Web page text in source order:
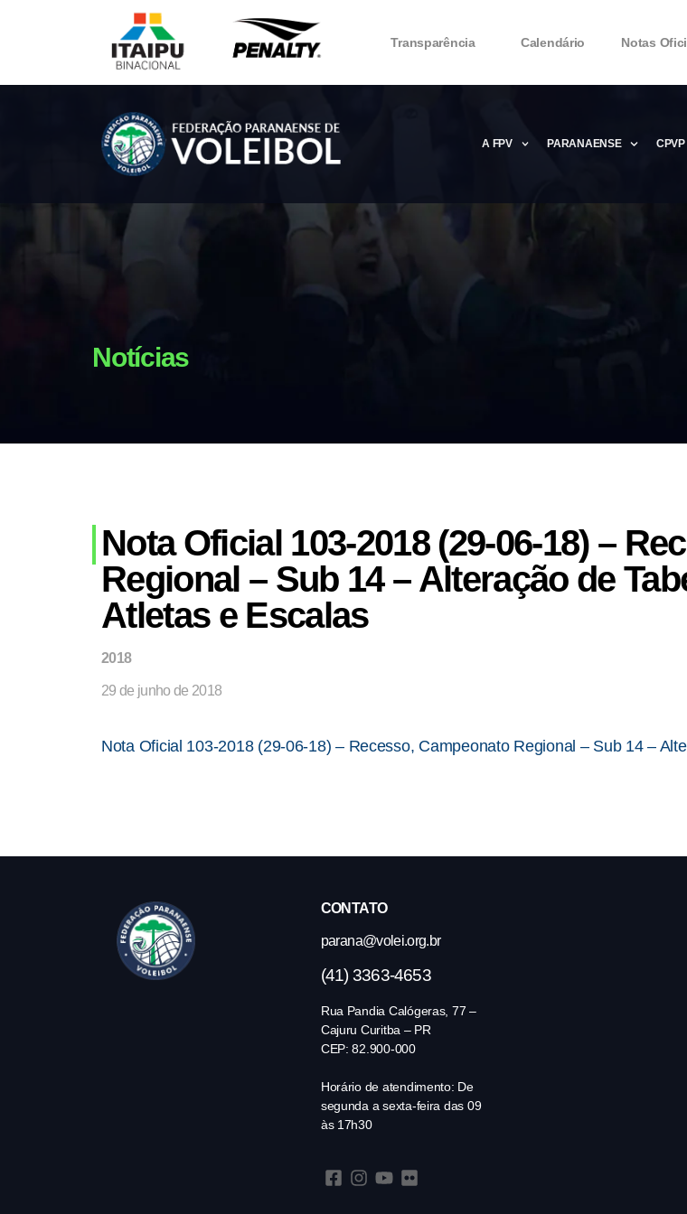
Transparência Calendário Notas
A FPV
Microsoft Office 2016
PARANAENSE CPVP
Notícias
Nota Oficial 103-2018 (29-06-18) –
Regional – Sub 14 – Alteração de
Atletas e Escalas
2018
29 de junho de 2018
Nota Oficial 103-2018 (29-06-18) – Recesso, Campeonato Regional – Sub 14 –
CONTATO
parana@volei.org.br
(41) 3363-4653
Rua Pandia Calógeras, 77 –
Cajuru Curitba – PR
CEP: 82.900-000
Horário de atendimento: De
segunda a sexta-feira das 09
às 17h30